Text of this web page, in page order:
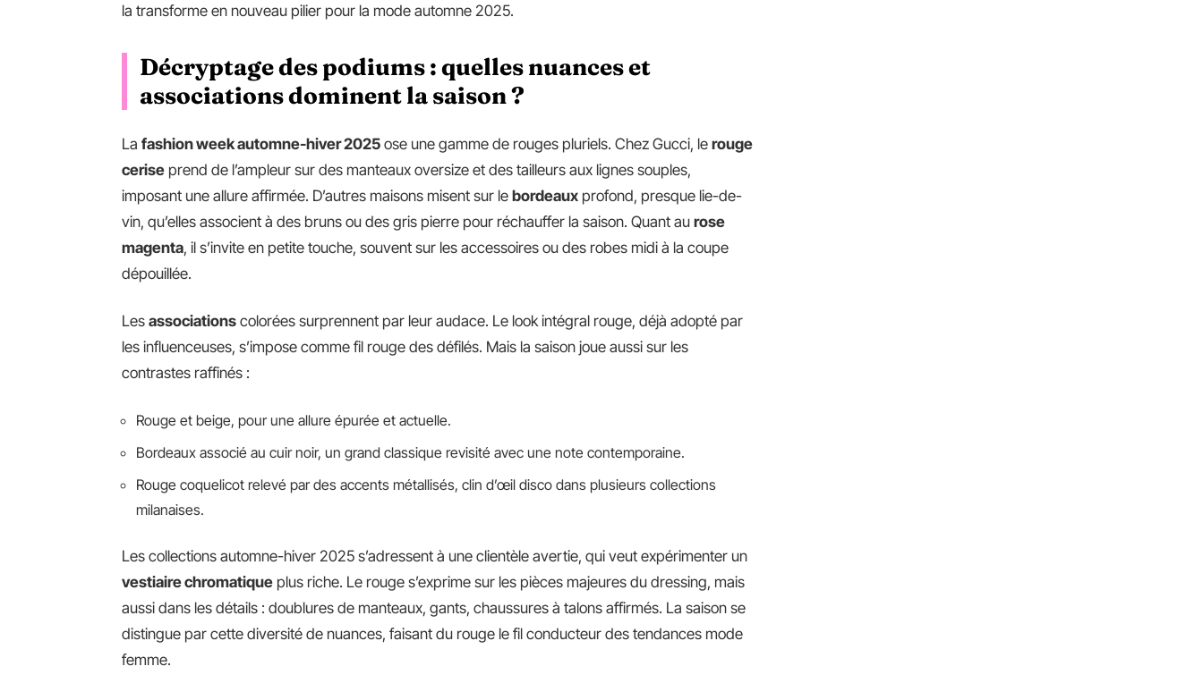
la transforme en nouveau pilier pour la mode automne 2025.
Décryptage des podiums : quelles nuances et
associations dominent la saison ?
La fashion week automne-hiver 2025 ose une gamme de rouges pluriels. Chez Gucci, le rouge
cerise prend de l’ampleur sur des manteaux oversize et des tailleurs aux lignes souples,
imposant une allure affirmée. D’autres maisons misent sur le bordeaux profond, presque lie-de-
vin, qu’elles associent à des bruns ou des gris pierre pour réchauffer la saison. Quant au rose
magenta, il s’invite en petite touche, souvent sur les accessoires ou des robes midi à la coupe
dépouillée.
Les associations colorées surprennent par leur audace. Le look intégral rouge, déjà adopté par
les influenceuses, s’impose comme fil rouge des défilés. Mais la saison joue aussi sur les
contrastes raffinés :
Rouge et beige, pour une allure épurée et actuelle.
Bordeaux associé au cuir noir, un grand classique revisité avec une note contemporaine.
Rouge coquelicot relevé par des accents métallisés, clin d’œil disco dans plusieurs collections
milanaises.
Les collections automne-hiver 2025 s’adressent à une clientèle avertie, qui veut expérimenter un
vestiaire chromatique plus riche. Le rouge s’exprime sur les pièces majeures du dressing, mais
aussi dans les détails : doublures de manteaux, gants, chaussures à talons affirmés. La saison se
distingue par cette diversité de nuances, faisant du rouge le fil conducteur des tendances mode
femme.